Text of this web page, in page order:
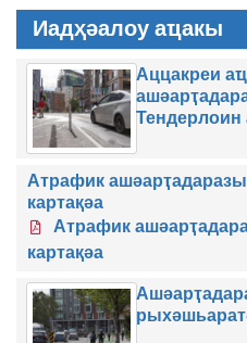
Иадҳәалоу аҵакы
Аццакреи
Атрафик
картақәа
Атрафик
картақәа